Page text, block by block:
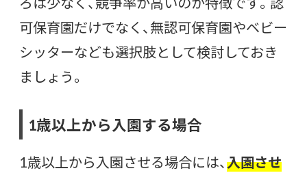
可保育園だけでなく、無認可保育園やベビー
シッターなども選択肢として検討しておき
ましょう。
1歳以上から入園する場合
1歳以上から入園させる場合には、入園させ